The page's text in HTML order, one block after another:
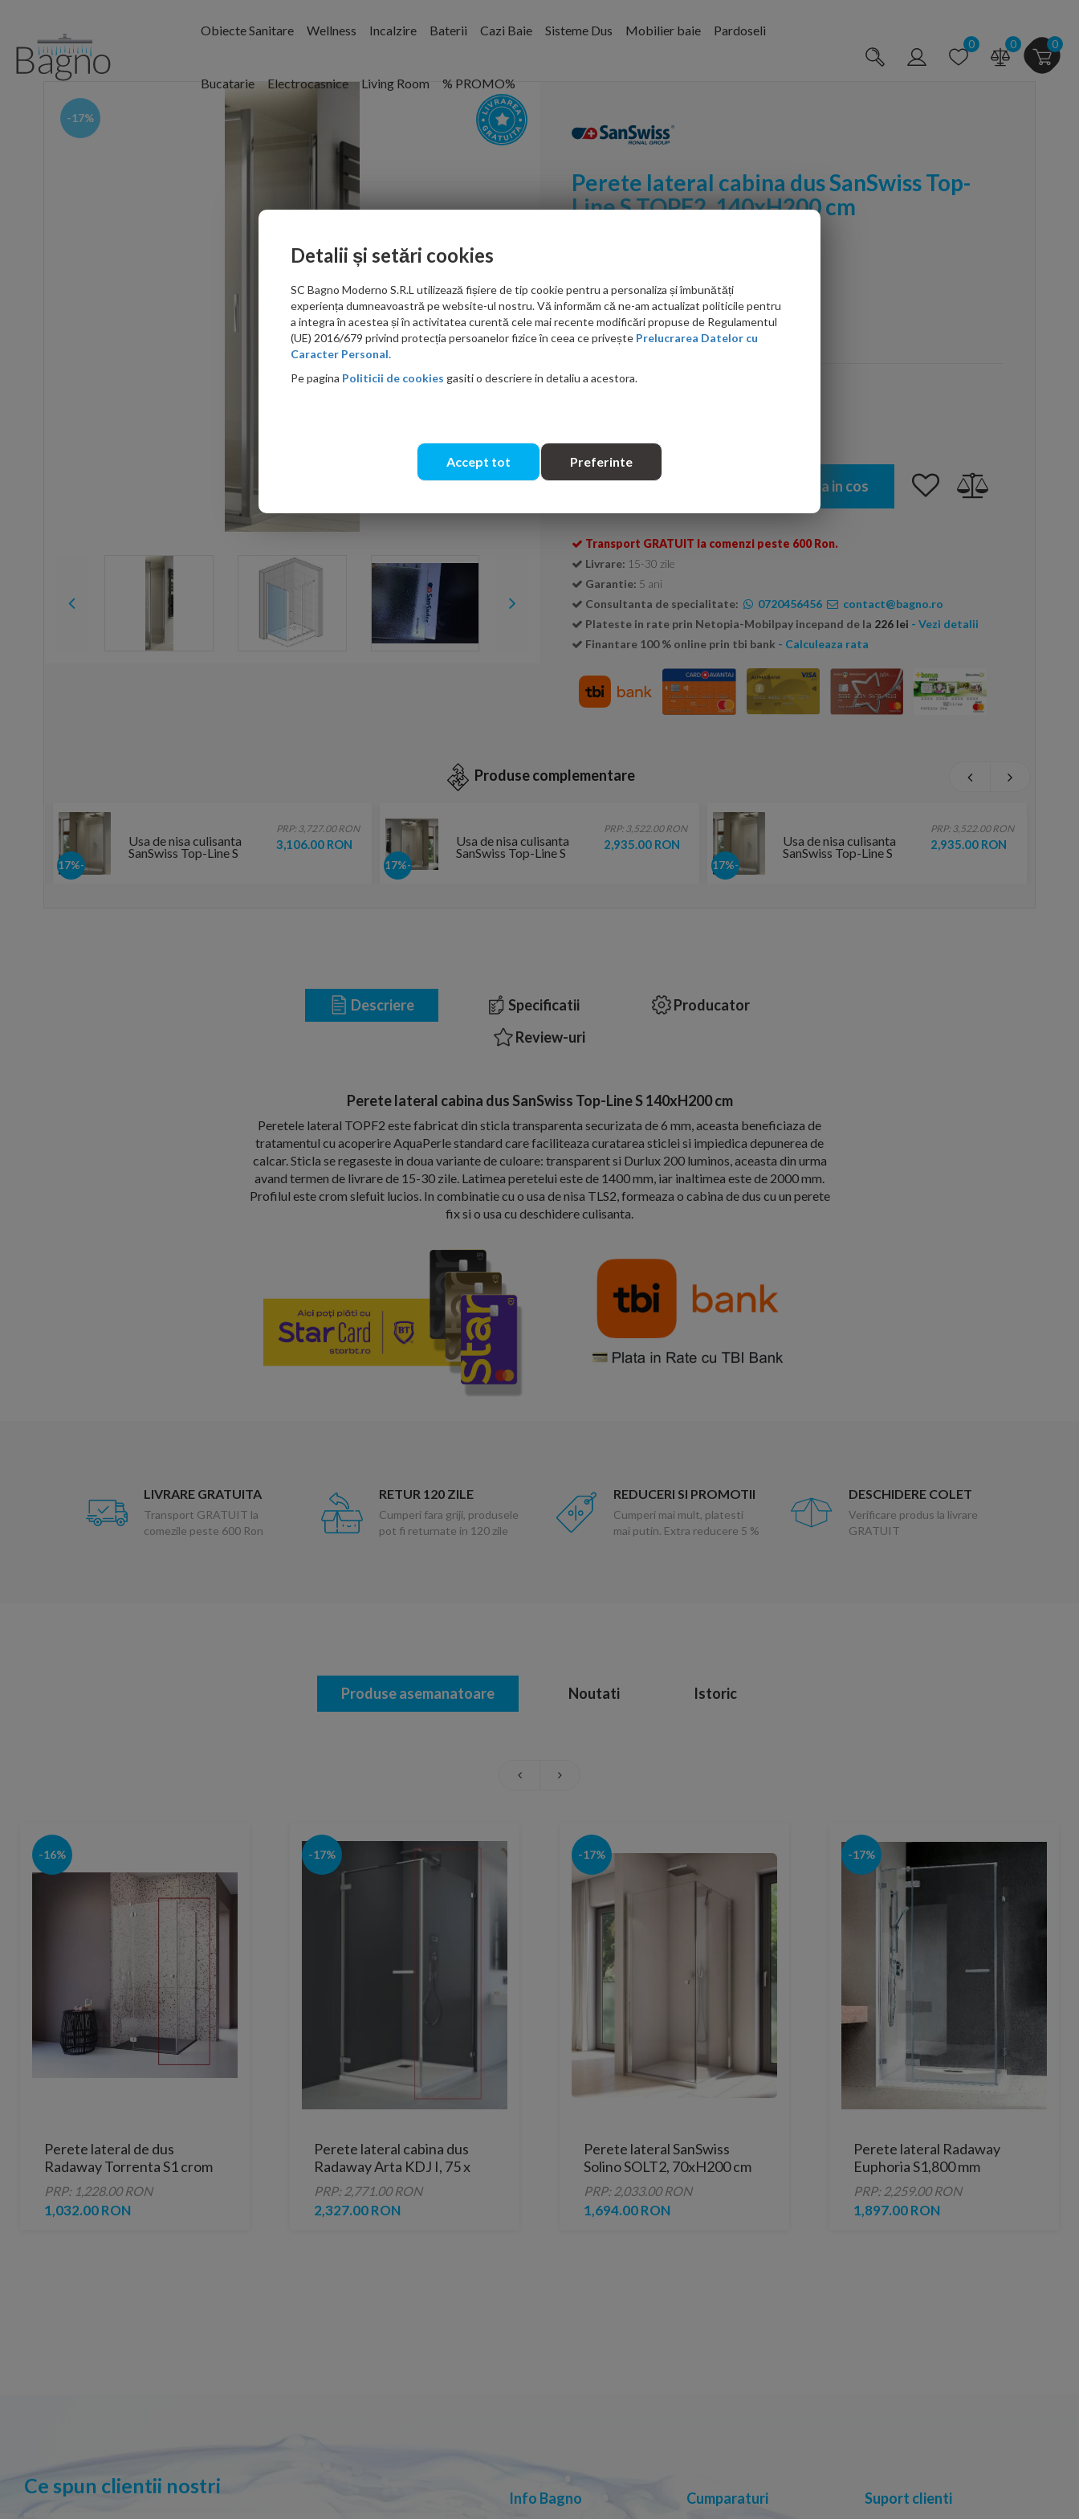
Obiecte Sanitare Wellness Incalzire Baterii Cazi Baie Sisteme Dus Mobilier baie Pardoseli
Bucatarie Electrocasnice Living Room % PROMO%
0 0 0
-17%
Perete lateral cabina dus SanSwiss Top-
Line S TOPF2, 140xH200 cm
1,878.00 RON
Ati gasit in alta parte mai ieftin?
Cantitate: Adauga in cos
Transport GRATUIT la comenzi peste 600 Ron.
Livrare: 15-30 zile
Garantie: 5 ani
Consultanta de specialitate:
0720456456
contact@bagno.ro
Plateste in rate prin Netopia-Mobilpay incepand de la 226 lei - Vezi detalii
Finantare 100 % online prin tbi bank - Calculeaza rata
Produse complementare
-17%
Usa de nisa culisanta
SanSwiss Top-Line S
TLS2, 120xH200 cm
PRP: 3,522.00 RON
2,935.00 RON
-17%
Usa de nisa culisanta
SanSwiss Top-Line S
TLS2, 120xH200 cm
PRP: 3,522.00 RON
2,935.00 RON
-17%
Usa de nisa culisanta
SanSwiss Top-Line S
TLS2, 140xH200 cm
PRP: 3,727.00 RON
3,106.00 RON
Descriere Specificatii
Producator
Review-uri
Perete lateral cabina dus SanSwiss Top-Line S 140xH200 cm
Peretele lateral TOPF2 este fabricat din sticla transparenta securizata de 6 mm, aceasta beneficiaza de
tratamentul cu acoperire AquaPerle standard care faciliteaza curatarea sticlei si impiedica depunerea de
calcar. Sticla se regaseste in doua variante de culoare: transparent si Durlux 200 luminos, aceasta din urma
avand termen de livrare de 15-30 zile. Latimea peretelui este de 1400 mm, iar inaltimea este de 2000 mm.
Profilul este crom slefuit lucios. In combinatie cu o usa de nisa TLS2, formeaza o cabina de dus cu un perete
fix si o usa cu deschidere culisanta.
LIVRARE GRATUITA
Transport GRATUIT la
comezile peste 600 Ron
RETUR 120 ZILE
Cumperi fara griji, produsele
pot fi returnate in 120 zile
REDUCERI SI PROMOTII
Cumperi mai mult, platesti
mai putin. Extra reducere 5 %
DESCHIDERE COLET
Verificare produs la livrare
GRATUIT
Produse asemanatoare Noutati Istoric
-16%
Perete lateral de dus
Radaway Torrenta S1 crom
lucios 90 cm
PRP: 1,228.00 RON
1,032.00 RON
-17%
Perete lateral cabina dus
Radaway Arta KDJ I, 75 x
200 cm
PRP: 2,771.00 RON
2,327.00 RON
-17%
Perete lateral SanSwiss
Solino SOLT2, 70xH200 cm
PRP: 2,033.00 RON
1,694.00 RON
-17%
Perete lateral Radaway
Euphoria S1,800 mm
PRP: 2,259.00 RON
1,897.00 RON
Ce spun clientii nostri
Info Bagno Cumparaturi Suport clienti
Detalii și setări cookies
SC Bagno Moderno S.R.L utilizează fișiere de tip cookie pentru a personaliza și îmbunătăți
experiența dumneavoastră pe website-ul nostru. Vă informăm că ne-am actualizat politicile pentru
a integra în acestea și în activitatea curentă cele mai recente modificări propuse de Regulamentul
(UE) 2016/679 privind protecția persoanelor fizice în ceea ce privește Prelucrarea Datelor cu
Caracter Personal.
Pe pagina Politicii de cookies gasiti o descriere in detaliu a acestora.
Accept tot Preferinte